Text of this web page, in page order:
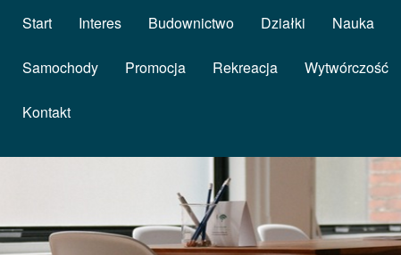
Start Interes Budownictwo Działki Nauka
Samochody Promocja Rekreacja Wytwórczość
Kontakt